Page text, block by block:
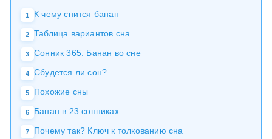
1 К чему снится банан
2 Таблица вариантов сна
3 Сонник 365: Банан во сне
4 Сбудется ли сон?
5 Похожие сны
6 Банан в 23 сонниках
7 Почему так? Ключ к толкованию сна